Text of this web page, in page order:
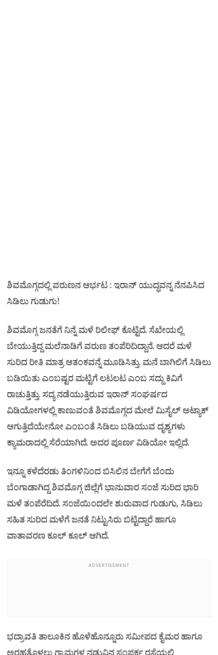
ಶಿವಮೊಗ್ಗದಲ್ಲಿ ವರುಣನ ಆರ್ಭಟ : ಇರಾನ್​ ಯುದ್ಧವನ್ನ ನೆನಪಿಸಿದ
ಸಿಡಿಲು ಗುಡುಗು!
ಶಿವಮೊಗ್ಗ ಜನತೆಗೆ ನಿನ್ನೆ ಮಳೆ ರಿಲೀಫ್ ಕೊಟ್ಟಿದೆ. ಸೆಖೇಯಲ್ಲಿ
ಬೇಯುತ್ತಿದ್ದ ಮಲೆನಾಡಿಗೆ ವರುಣ ತಂಪೆರಿದಿದ್ದಾನೆ. ಆದರೆ ಮಳೆ
ಸುರಿದ ರೀತಿ ಮಾತ್ರ ಆತಂಕವನ್ನೆ ಮೂಡಿಸಿತ್ತು. ಮನೆ ಬಾಗಿಲಿಗೆ ಸಿಡಿಲು
ಬಡಿಯಿತು ಎಂಬಷ್ಟರ ಮಟ್ಟಿಗೆ ಲಟಲಟ ಎಂಬ ಸದ್ದು ಕಿವಿಗೆ
ರಾಚುತ್ತಿತ್ತು. ಸದ್ಯ ನಡೆಯುತ್ತಿರುವ ಇರಾನ್ ಸಂಘರ್ಷದ
ವಿಡಿಯೋಗಳಲ್ಲಿ ಕಾಣುವಂತೆ ಶಿವಮೊಗ್ಗದ ಮೇಲೆ ಮಿಸೈಲ್ ಅಟ್ಯಾಕ್
ಆಗುತ್ತಿದೆಯೇನೋ ಎಂಬಂತೆ ಸಿಡಿಲು ಬಡಿಯುವ ದೃಶ್ಯಗಳು
ಕ್ಯಾಮರಾದಲ್ಲಿ ಸೆರೆಯಾಗಿದೆ. ಅದರ ಪೂರ್ಣ ವಿಡಿಯೋ ಇಲ್ಲಿದೆ.
ಇನ್ನೂ ಕಳೆದೆರಡು ತಿಂಗಳಿನಿಂದ ಬಿಸಿಲಿನ ಬೇಗೆಗೆ ಬೆಂದು
ಬೆಂಗಾಡಾಗಿದ್ದ ಶಿವಮೊಗ್ಗ ಜಿಲ್ಲೆಗೆ ಭಾನುವಾರ ಸಂಜೆ ಸುರಿದ ಭಾರಿ
ಮಳೆ ತಂಪೆರೆದಿದೆ. ಸಂಜೆಯಿಂದಲೇ ಶುರುವಾದ ಗುಡುಗು, ಸಿಡಿಲು
ಸಹಿತ ಸುರಿದ ಮಳೆಗೆ ಜನತೆ ನಿಟ್ಟುಸಿರು ಬಿಟ್ಟಿದ್ದಾರೆ ಹಾಗೂ
ವಾತಾವರಣ ಕೂಲ್ ಕೂಲ್ ಆಗಿದೆ.
ADVERTISEMENT
ಭದ್ರಾವತಿ ತಾಲೂಕಿನ ಹೊಳೆಹೊನ್ನೂರು ಸಮೀಪದ ಕೈಮರ ಹಾಗೂ